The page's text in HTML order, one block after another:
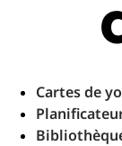
Cartes de